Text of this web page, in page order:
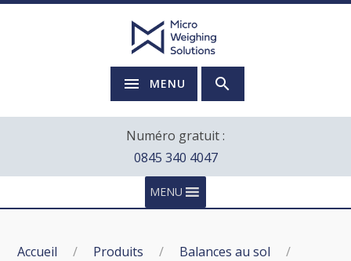
MENU
Numéro gratuit :
0845 340 4047
MENU
Accueil / Produits / Balances au sol /